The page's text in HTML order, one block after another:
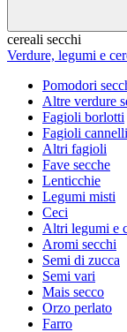
cereali secchi
Verdure, legumi e
Pomodori
Altre verdure
Fagioli borlotti
Fagioli
Altri fagioli
Fave secche
Lenticchie
Legumi misti
Ceci
Altri legumi e
Aromi secchi
Semi di zucca
Semi vari
Mais secco
Orzo perlato
Farro